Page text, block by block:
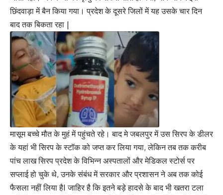
छिंदवाड़ा में बैन किया गया। प्रदेश के दूसरे जिलों में यह उसके चार दिन
बाद तक बिकता रहा |
मासूम बच्चे मौत के मुहं में पहुंचते रहे। बाद मे जबलपुर में उस सिरप के डीलर
के यहां भी सिरप के स्टॉक को जप्त कर लिया गया, लेकिन तब तक करीब
पांच लाख सिरप प्रदेश के विभिन्न अस्पतालों और मेडिकल स्टोर्स पर
सप्लाई हो चुके थे, उनके संबंध में सरकार और प्रशासन ने अब तक कोई
फैसला नहीं लिया हैI जाहिर है कि इतने बड़े हादसे के बाद भी खतरा टला